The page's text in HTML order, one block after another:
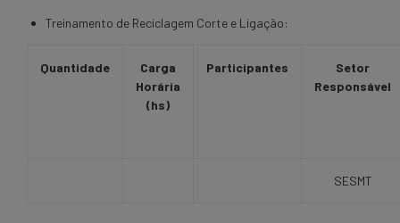
Treinamento de Reciclagem Corte e Ligação:
Quantidade
Carga
Horária
(hs)
Participantes
Setor
Responsável
SESMT